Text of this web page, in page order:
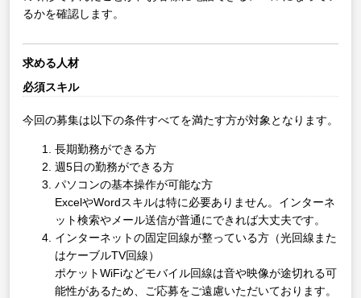
るかを確認します。
求める人材
必須スキル
今回の募集は以下の条件すべてを満たす方が対象となります。
長期勤務ができる方
週5日の勤務ができる方
パソコンの基本操作が可能な方
ExcelやWordスキルは特に必要ありません。インターネ
ット検索やメール送信が普通にできれば大丈夫です。
インターネットの固定回線が整っている方（光回線また
はケーブルTV回線）
ポケットWiFiなどモバイル回線は音や映像が途切れる可
能性があるため、ご応募をご遠慮いただいております。